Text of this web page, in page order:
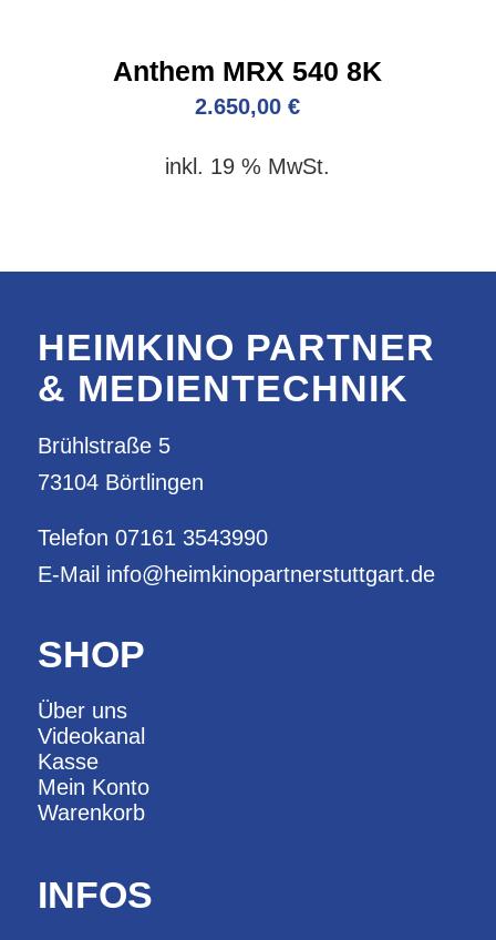
Anthem MRX 540 8K
2.650,00€
inkl. 19 % MwSt.
HEIMKINO PARTNER
& MEDIENTECHNIK
Brühlstraße 5
73104 Börtlingen
Telefon 07161 3543990
E-Mail info@heimkinopartnerstuttgart.de
SHOP
Über uns
Videokanal
Kasse
Mein Konto
Warenkorb
INFOS